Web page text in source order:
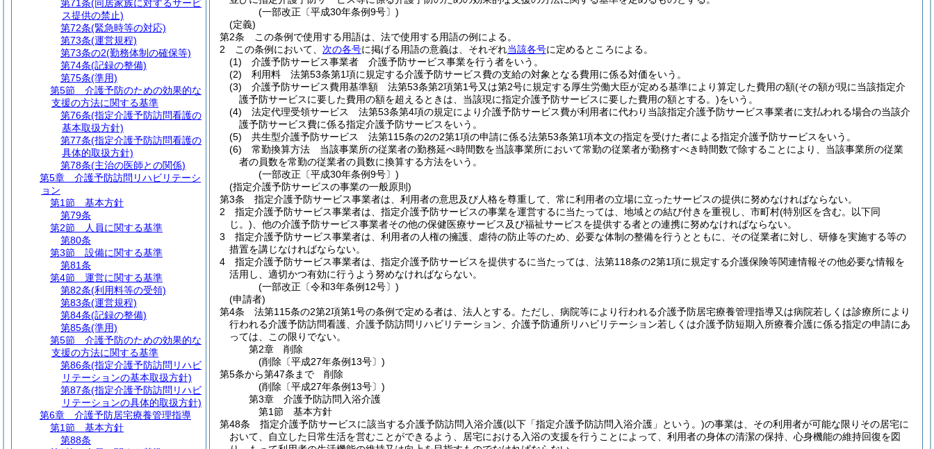
(一部改正〔平成30年条例9号〕)
(定義)
第2条
この条例で使用する用語は、法で使用する用語の例による。
2
この条例において、 次の各号に掲げる用語の意義は、それぞれ当該各号に定めるところによる。
(1)
介護予防サービス事業者 介護予防サービス事業を行う者をいう。
(2)
利用料 法第53条第1項に規定する介護予防サービス費の支給の対象となる費用に係る対価をいう。
(3)
介護予防サービス費用基準額 法第53条第2項第1号又は第2号に規定する厚生労働大臣が定める基準により算定した費用の額(その額が現に当該指定介
護予防サービスに要した費用の額を超えるときは、当該現に指定介護予防サービスに要した費用の額とする。)をいう。
(4)
法定代理受領サービス 法第53条第4項の規定により介護予防サービス費が利用者に代わり当該指定介護予防サービス事業者に支払われる場合の当該介
護予防サービス費に係る指定介護予防サービスをいう。
(5)
共生型介護予防サービス 法第115条の2の2第1項の申請に係る法第53条第1項本文の指定を受けた者による指定介護予防サービスをいう。
(6)
常勤換算方法 当該事業所の従業者の勤務延べ時間数を当該事業所において常勤の従業者が勤務すべき時間数で除することにより、当該事業所の従業
者の員数を常勤の従業者の員数に換算する方法をいう。
(一部改正〔平成30年条例9号〕)
(指定介護予防サービスの事業の一般原則)
第3条
指定介護予防サービス事業者は、利用者の意思及び人格を尊重して、常に利用者の立場に立ったサービスの提供に努めなければならない。
2
指定介護予防サービス事業者は、指定介護予防サービスの事業を運営するに当たっては、地域との結び付きを重視し、市町村(特別区を含む。以下同
じ。) 、他の介護予防サービス事業者その他の保健医療サービス及び福祉サービスを提供する者との連携に努めなければならない。
3
指定介護予防サービス事業者は、利用者の人権の擁護、虐待の防止等のため、必要な体制の整備を行うとともに、その従業者に対し、研修を実施する等の
措置を講じなければならない。
4
指定介護予防サービス事業者は、指定介護予防サービスを提供するに当たっては、法第118条の2第1項に規定する介護保険等関連情報その他必要な情報を
活用し、適切かつ有効に行うよう努めなければならない。
(一部改正〔令和3年条例12号〕)
(申請者)
第4条
法第115条の2第2項第1号の条例で定める者は、法人とする。 ただし、病院等により行われる介護予防居宅療養管理指導又は病院若しくは診療所により
行われる介護予防訪問看護、介護予防訪問リハビリテーション、介護予防通所リハビリテーション若しくは介護予防短期入所療養介護に係る指定の申請にあ
っては、この限りでない。
第2章
削除
(削除〔平成27年条例13号〕)
第5条から第47条まで
削除
(削除〔平成27年条例13号〕)
第3章
介護予防訪問入浴介護
第1節
基本方針
第48条
指定介護予防サービスに該当する介護予防訪問入浴介護(以下「指定介護予防訪問入浴介護」という。)の事業は、その利用者が可能な限りその居宅に
おいて、自立した日常生活を営むことができるよう、居宅における入浴の支援を行うことによって、利用者の身体の清潔の保持、心身機能の維持回復を図
第71条(同居家族に対するサービ
ス提供の禁止)
第72条(緊急時等の対応)
第73条(運営規程)
第73条の2(勤務体制の確保等)
第74条(記録の整備)
第75条(準用)
第5節
介護予防のための効果的な
支援の方法に関する基準
第76条(指定介護予防訪問看護の
基本取扱方針)
第77条(指定介護予防訪問看護の
具体的取扱方針)
第78条(主治の医師との関係)
第5章
介護予防訪問リハビリテーシ
ョン
第1節
基本方針
第79条
第2節
人員に関する基準
第80条
第3節
設備に関する基準
第81条
第4節
運営に関する基準
第82条(利用料等の受領)
第83条(運営規程)
第84条(記録の整備)
第85条(準用)
第5節
介護予防のための効果的な
支援の方法に関する基準
第86条(指定介護予防訪問リハビ
リテーションの基本取扱方針)
第87条(指定介護予防訪問リハビ
リテーションの具体的取扱方針)
第6章
介護予防居宅療養管理指導
第1節
基本方針
第88条